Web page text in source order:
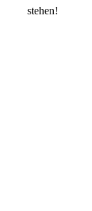
stehen!